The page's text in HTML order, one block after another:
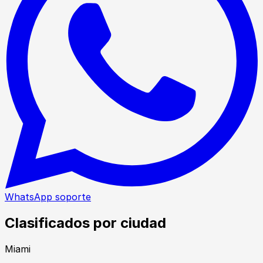
WhatsApp soporte
Clasificados por ciudad
Miami